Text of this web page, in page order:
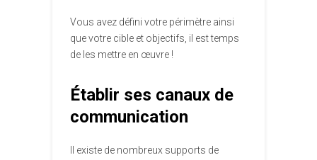
Vous avez défini votre périmètre ainsi
que votre cible et objectifs, il est temps
de les mettre en œuvre !
Établir ses canaux de
communication
Il existe de nombreux supports de